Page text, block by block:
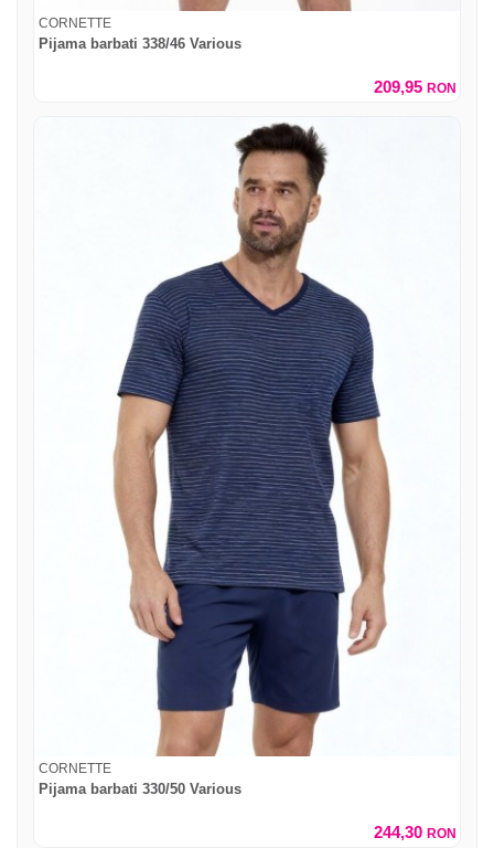
CORNETTE
Pijama barbati 338/46 Various
209,95 RON
CORNETTE
Pijama barbati 330/50 Various
244,30 RON